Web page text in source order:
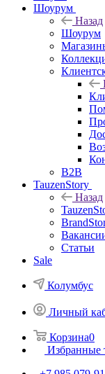
Шоурум
Назад
Шоурум
B2B
TauzenStory
Назад
Статьи
Sale
Колумбус
Личный
Корзина0
Избранные